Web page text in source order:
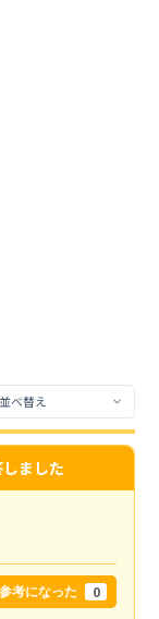
ました
参考になった 0